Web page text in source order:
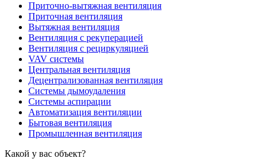
Приточно-вытяжная вентиляция
Приточная вентиляция
Вытяжная вентиляция
Вентиляция с рекуперацией
Вентиляция с рециркуляцией
VAV системы
Центральная вентиляция
Децентрализованная вентиляция
Системы дымоудаления
Системы аспирации
Автоматизация вентиляции
Бытовая вентиляция
Промышленная вентиляция
Какой у вас объект?